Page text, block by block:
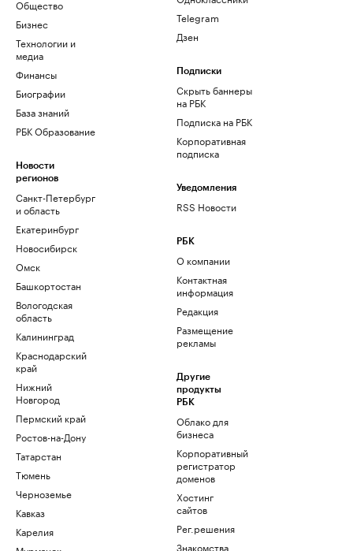
Общество
Бизнес
Технологии и
медиа
Финансы
Биографии
База знаний
РБК Образование
Новости
регионов
Санкт-Петербург
и область
Екатеринбург
Новосибирск
Омск
Башкортостан
Вологодская
область
Калининград
Краснодарский
край
Нижний
Новгород
Пермский край
Ростов-на-Дону
Татарстан
Тюмень
Черноземье
Кавказ
Карелия
Telegram
Дзен
Подписки
Скрыть баннеры
на РБК
Подписка на РБК
Корпоративная
подписка
Уведомления
RSS Новости
РБК
О компании
Контактная
информация
Редакция
Размещение
рекламы
Другие
продукты
РБК
Облако для
бизнеса
Корпоративный
регистратор
доменов
Хостинг
сайтов
Рег.решения
Знакомства